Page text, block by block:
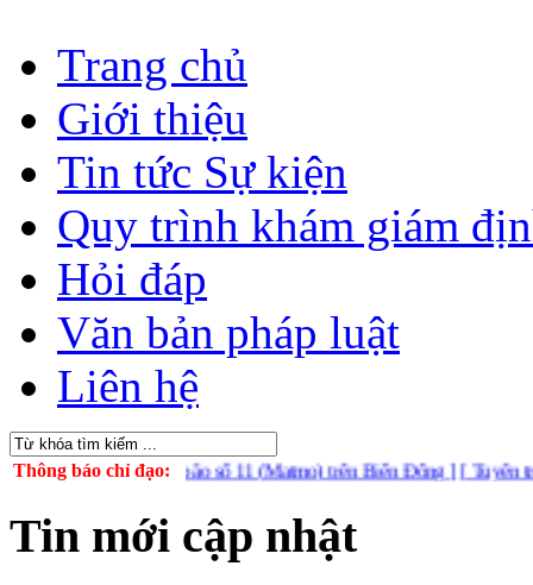
Trang chủ
Giới thiệu
Tin tức Sự kiện
Quy trình khám giám
Hỏi đáp
Văn bản pháp luật
Liên hệ
Thông báo chỉ đạo:
phó với bão số 11 (Matmo) trên Biển Đông ] [ Tuyên truyền
Tin mới cập nhật